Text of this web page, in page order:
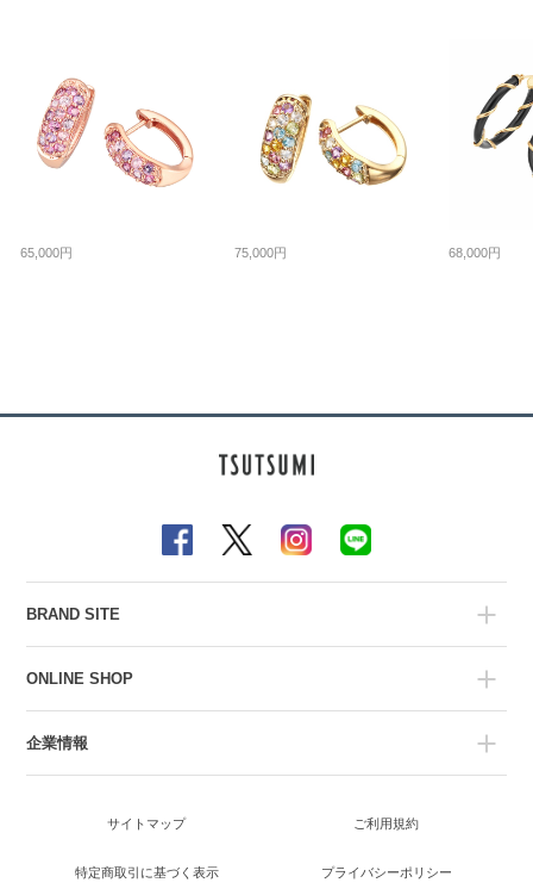
65,000円 75,000円 68,000円
BRAND SITE
ONLINE SHOP
企業情報
サイトマップ ご利用規約
特定商取引に基づく表示 プライバシーポリシー